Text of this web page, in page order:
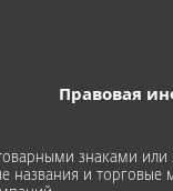
Правовая
знаками
названия и торговые